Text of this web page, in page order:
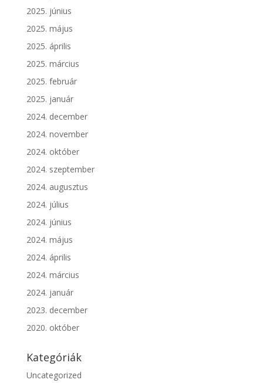
2025. június
2025. május
2025. április
2025. március
2025. február
2025. január
2024. december
2024. november
2024. október
2024. szeptember
2024. augusztus
2024. július
2024. június
2024. május
2024. április
2024. március
2024. január
2023. december
2020. október
Kategóriák
Uncategorized